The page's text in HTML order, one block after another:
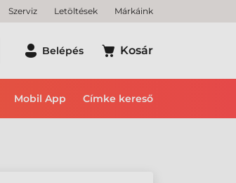
Szerviz Letöltések Márkáink
Belépés Kosár
Mobil App Címke kereső